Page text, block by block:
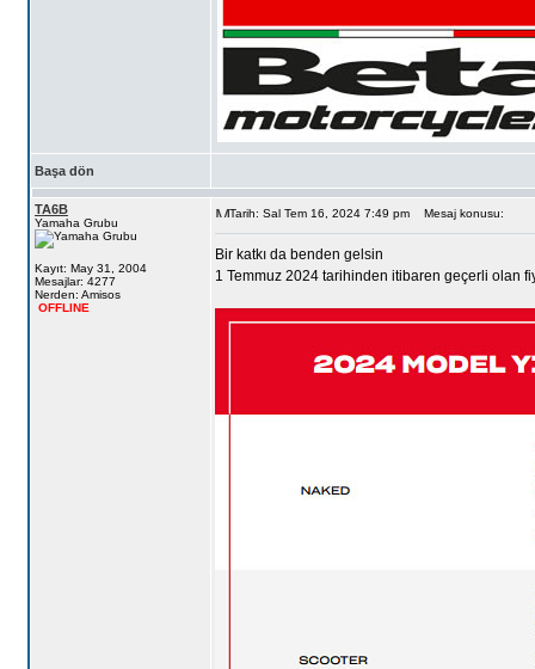
Başa dön
TA6B
Yamaha Grubu
Kayıt: May 31, 2004
Mesajlar: 4277
Nerden: Amisos
OFFLINE
Tarih: Sal Tem 16, 2024 7:49 pm Mesaj konusu:
Bir katkı da benden gelsin
1 Temmuz 2024 tarihinden itibaren geçerli olan